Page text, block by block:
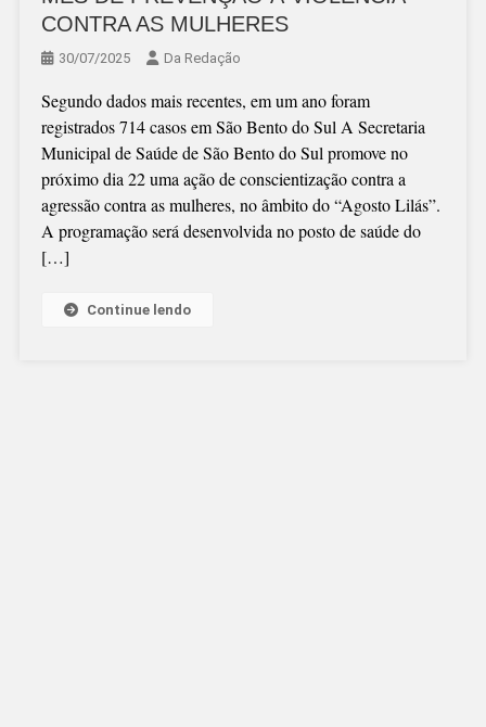
CONTRA AS MULHERES
30/07/2025 Da Redação
Segundo dados mais recentes, em um ano foram
registrados 714 casos em São Bento do Sul A Secretaria
Municipal de Saúde de São Bento do Sul promove no
próximo dia 22 uma ação de conscientização contra a
agressão contra as mulheres, no âmbito do “Agosto Lilás”.
A programação será desenvolvida no posto de saúde do
[…]
Continue lendo